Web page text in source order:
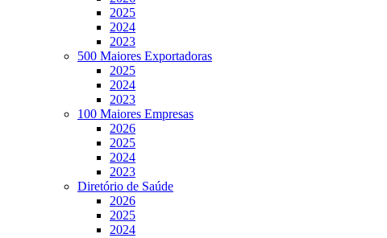
2025
2024
2023
500 Maiores Exportadoras
2025
2024
2023
100 Maiores Empresas
2026
2025
2024
2023
Diretório de Saúde
2026
2025
2024